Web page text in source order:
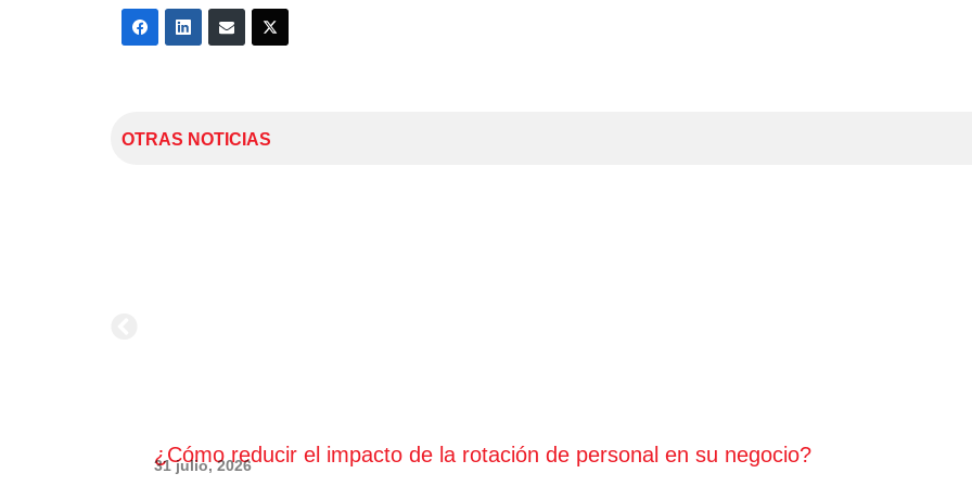
OTRAS NOTICIAS
¿Cómo reducir el impacto de la rotación de personal en su negocio?
31 julio, 2026